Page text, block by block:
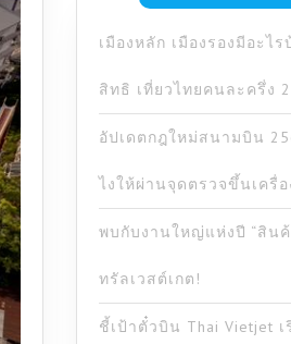
เมืองหลัก เมืองรองมีอะไ
สิทธิ เที่ยวไทยคนละครึ่ง
อัปเดตกฎใหม่สนามบิน
ไงให้ผ่านจุดตรวจขึ้นเครื่
พบกับงานใหญ่แห่งปี “สิน
ทรัลเวสต์เกต!
ชี้เป้าตั๋วบิน Thai Vietjet